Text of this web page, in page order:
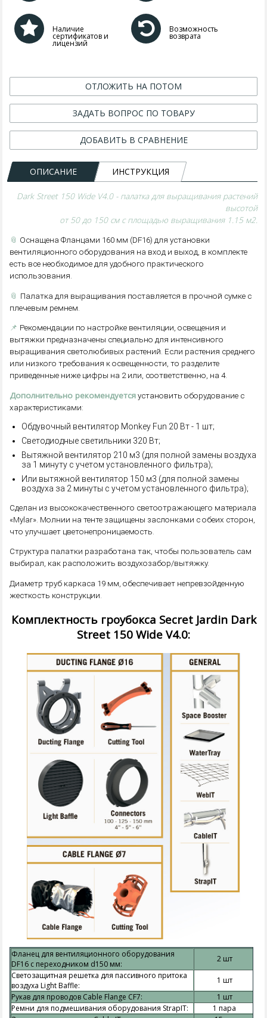
Наличие
сертификатов и
лицензий
Возможность
возврата
ОТЛОЖИТЬ НА ПОТОМ
ЗАДАТЬ ВОПРОС ПО ТОВАРУ
ДОБАВИТЬ В СРАВНЕНИЕ
ОПИСАНИЕ ИНСТРУКЦИЯ
Dark Street 150 Wide V4.0 - палатка для выращивания растений
высотой
от 50 до 150 см с площадью выращивания 1.15 м2.
📎 Оснащена Фланцами 160 мм (DF16) для установки
вентиляционного оборудования на вход и выход, в комплекте
есть все необходимое для удобного практического
использования.
📎 Палатка для выращивания поставляется в прочной сумке с
плечевым ремнем.
📌 Рекомендации по настройке вентиляции, освещения и
вытяжки предназначены специально для интенсивного
выращивания светолюбивых растений. Если растения среднего
или низкого требования к освещенности, то разделите
приведенные ниже цифры на 2 или, соответственно, на 4.
Дополнительно рекомендуетсяустановить оборудование с
характеристиками:
Обдувочный вентилятор Monkey Fun 20 Вт - 1 шт;
Светодиодные светильники 320 Вт;
Вытяжной вентилятор 210 м3 (для полной замены воздуха
за 1 минуту с учетом установленного фильтра);
Или вытяжной вентилятор 150 м3 (для полной замены
воздуха за 2 минуты с учетом установленного фильтра);
Сделан из высококачественного светоотражающего материала
«Mylar». Молнии на тенте защищены заслонками с обеих сторон,
что улучшает цветонепроницаемость.
Структура палатки разработана так, чтобы пользователь сам
выбирал, как расположить воздухозабор/вытяжку.
Диаметр труб каркаса 19 мм, обеспечивает непревзойденную
жесткость конструкции.
Комплектность гроубокса Secret Jardin Dark
Street 150 Wide V4.0:
Фланец для вентиляционного оборудования
DF16 с переходником d150 мм:
2 шт
Светозащитная решетка для пассивного притока
воздуха Light Baffle:
1 шт
Рукав для проводов Cable Flange CF7:
1 шт
Ремни для подмешивания оборудования StrapIT:
1 пара